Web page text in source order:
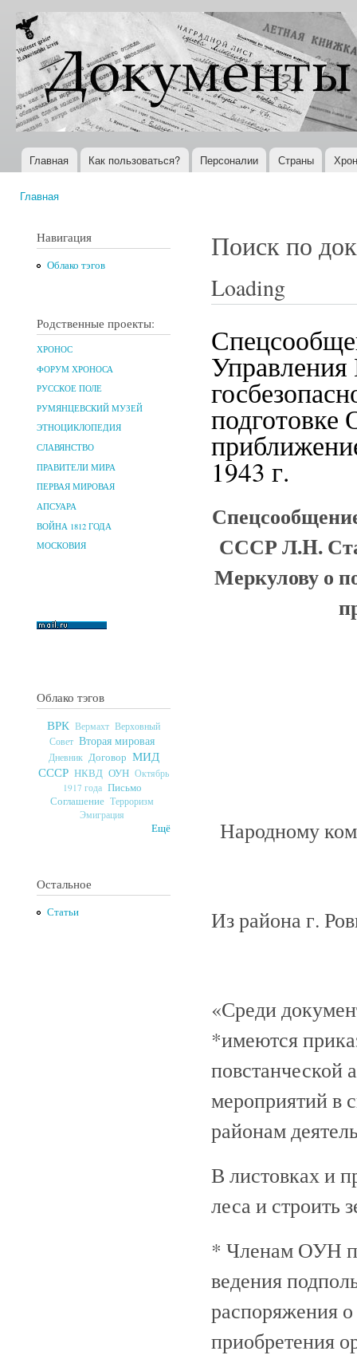
Документы
XX века
Всемирная
история в
Интернете
Главное меню
Главная Как пользоваться? Персоналии Страны
Главная
Навигация
Облако тэгов
Родственные проекты:
ХРОНОС
ФОРУМ ХРОНОСА
РУССКОЕ ПОЛЕ
РУМЯНЦЕВСКИЙ МУЗЕЙ
ЭТНОЦИКЛОПЕДИЯ
СЛАВЯНСТВО
ПРАВИТЕЛИ МИРА
ПЕРВАЯ МИРОВАЯ
АПСУАРА
ВОЙНА 1812 ГОДА
МОСКОВИЯ
Облако тэгов
ВРК Вермахт Верховный
Совет Вторая мировая
Дневник Договор МИД
СССР НКВД ОУН Октябрь
1917 года Письмо
Соглашение Терроризм
Эмиграция
Ещё
Остальное
Статьи
Поиск по
Loading
подготовке
1943 г.
СССР Л.H.
Меркулову о
Народному
Из района г.
«Среди
*имеются
повстанческой
мероприятий в
районам
В листовках и
леса и строить
* Членам ОУН
ведения
распоряжения
приобретения